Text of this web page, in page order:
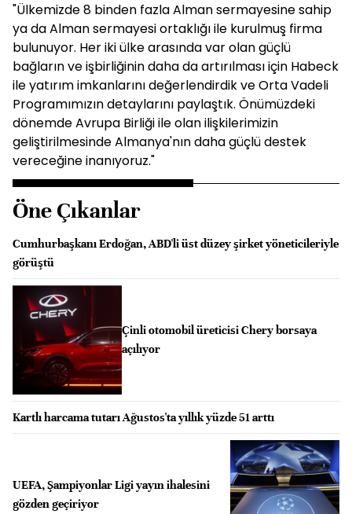
"Ülkemizde 8 binden fazla Alman sermayesine sahip
ya da Alman sermayesi ortaklığı ile kurulmuş firma
bulunuyor. Her iki ülke arasında var olan güçlü
bağların ve işbirliğinin daha da artırılması için Habeck
ile yatırım imkanlarını değerlendirdik ve Orta Vadeli
Programımızın detaylarını paylaştık. Önümüzdeki
dönemde Avrupa Birliği ile olan ilişkilerimizin
geliştirilmesinde Almanya'nın daha güçlü destek
vereceğine inanıyoruz."
Öne Çıkanlar
Cumhurbaşkanı Erdoğan, ABD'li üst düzey şirket yöneticileriyle
görüştü
Çinli otomobil üreticisi Chery borsaya
açılıyor
Kartlı harcama tutarı Ağustos'ta yıllık yüzde 51 arttı
UEFA, Şampiyonlar Ligi yayın ihalesini
gözden geçiriyor